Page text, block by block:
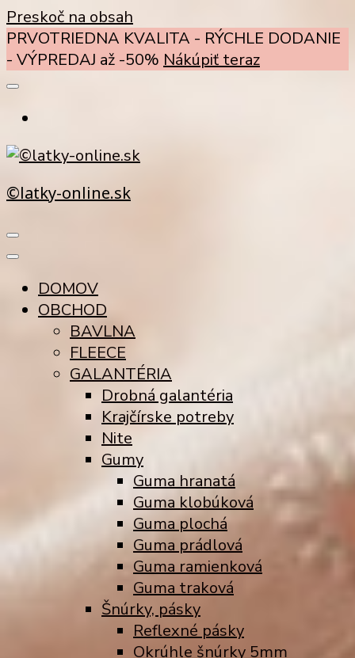
Preskoč na obsah
PRVOTRIEDNA KVALITA - RÝCHLE DODANIE
- VÝPREDAJ až -50% Nákúpiť teraz
©latky-online.sk
DOMOV
OBCHOD
BAVLNA
FLEECE
GALANTÉRIA
Drobná galantéria
Krajčírske potreby
Nite
Gumy
Guma hranatá
Guma klobúková
Guma plochá
Guma prádlová
Guma ramienková
Guma traková
Šnúrky, pásky
Reflexné pásky
Okrúhle šnúrky 5mm